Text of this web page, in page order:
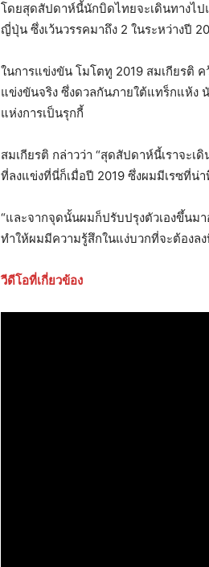
โดยสุดสัปดาห์นี้นักบิดไทยจะเดินทางไป
ญี่ปุ่น ซึ่งเว้นวรรคมาถึง 2 ในระหว่างปี
ในการแข่งขัน โมโตทู 2019 สมเกียรติ
แข่งขันจริง ซึ่งดวลกันภายใต้แทร็กแห้ง
แห่งการเป็นรุกกี้
สมเกียรติ กล่าวว่า “สุดสัปดาห์นี้เราจะ
ที่ลงแข่งที่นี่ก็เมื่อปี 2019 ซึ่งผมมีเรซที่น่า
“และจากจุดนั้นผมก็ปรับปรุงตัวเองขึ้นม
ทำให้ผมมีความรู้สึกในแง่บวกที่จะต้องล
วีดีโอที่เกี่ยวข้อง